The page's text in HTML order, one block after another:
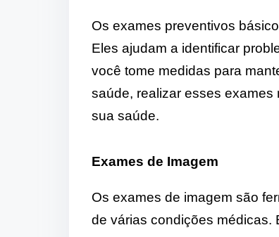
Os exames preventivos
Eles ajudam a identificar
você tome medidas para
saúde, realizar esses exames
sua saúde.
Exames de Imagem
Os exames de imagem são
de várias condições médicas.